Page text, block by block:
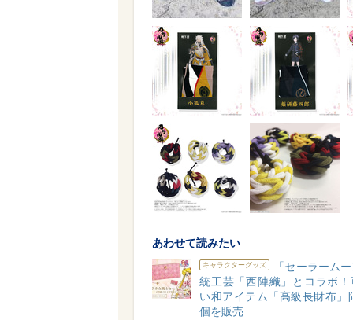
あわせて読みたい
キャラクターグッズ
「セーラーム
統工芸「西陣織」とコラボ！
い和アイテム「高級長財布」
個を販売